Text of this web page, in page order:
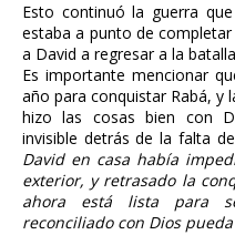
Esto continuó la guerra
estaba a punto de
a David a regresar a la
Es importante mencionar
año para conquistar Rabá, y
hizo las cosas bien con
invisible detrás de la falta
David en casa había
exterior, y retrasado la
ahora está lista para
reconciliado con Dios